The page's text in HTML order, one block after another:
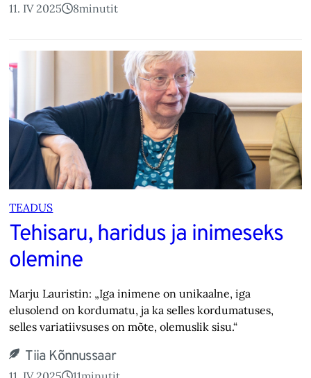
11. IV 2025 8minutit
TEADUS
Tehisaru, haridus ja inimeseks
olemine
Marju Lauristin: „Iga inimene on unikaalne, iga
elusolend on kordumatu, ja ka selles kordumatuses,
selles variatiivsuses on mõte, olemuslik sisu.“
Tiia Kõnnussaar